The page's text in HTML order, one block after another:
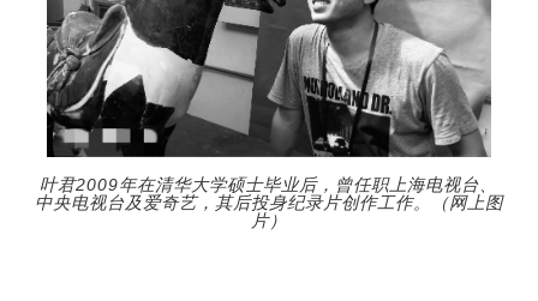
叶君2009年在清华大学硕士毕业后，曾任职上海电视台、
中央电视台及爱奇艺，其后投身纪录片创作工作。（网上图
片）